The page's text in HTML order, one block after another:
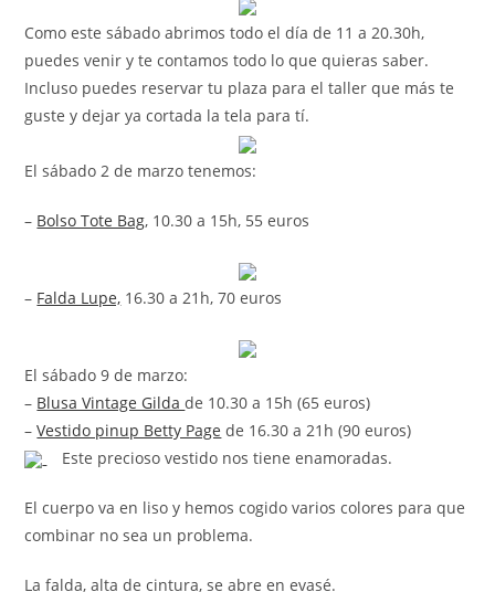
Como este sábado abrimos todo el día de 11 a 20.30h,
puedes venir y te contamos todo lo que quieras saber.
Incluso puedes reservar tu plaza para el taller que más te
guste y dejar ya cortada la tela para tí.
El sábado 2 de marzo tenemos:
– Bolso Tote Bag, 10.30 a 15h, 55 euros
– Falda Lupe, 16.30 a 21h, 70 euros
El sábado 9 de marzo:
– Blusa Vintage Gildade 10.30 a 15h (65 euros)
–Vestido pinup Betty Page de 16.30 a 21h (90 euros)
Este precioso vestido nos tiene enamoradas.
El cuerpo va en liso y hemos cogido varios colores para que
combinar no sea un problema.
La falda, alta de cintura, se abre en evasé.